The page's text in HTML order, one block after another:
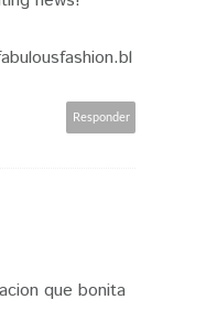
Responder
que bonita